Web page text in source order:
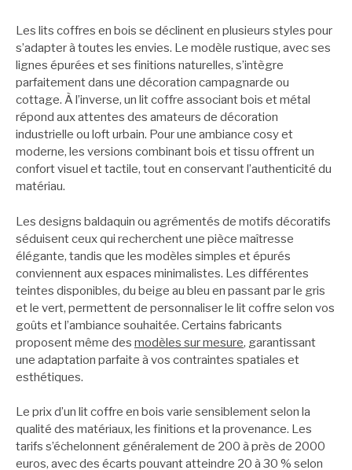
Les lits coffres en bois se déclinent en plusieurs styles pour
s’adapter à toutes les envies. Le modèle rustique, avec ses
lignes épurées et ses finitions naturelles, s’intègre
parfaitement dans une décoration campagnarde ou
cottage. À l’inverse, un lit coffre associant bois et métal
répond aux attentes des amateurs de décoration
industrielle ou loft urbain. Pour une ambiance cosy et
moderne, les versions combinant bois et tissu offrent un
confort visuel et tactile, tout en conservant l’authenticité du
matériau.
Les designs baldaquin ou agrémentés de motifs décoratifs
séduisent ceux qui recherchent une pièce maîtresse
élégante, tandis que les modèles simples et épurés
conviennent aux espaces minimalistes. Les différentes
teintes disponibles, du beige au bleu en passant par le gris
et le vert, permettent de personnaliser le lit coffre selon vos
goûts et l’ambiance souhaitée. Certains fabricants
proposent même des modèles sur mesure, garantissant
une adaptation parfaite à vos contraintes spatiales et
esthétiques.
Le prix d’un lit coffre en bois varie sensiblement selon la
qualité des matériaux, les finitions et la provenance. Les
tarifs s’échelonnent généralement de 200 à près de 2000
euros, avec des écarts pouvant atteindre 20 à 30 % selon